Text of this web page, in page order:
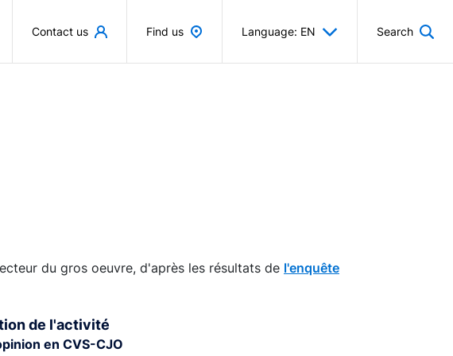
Contact us Find us Language: EN Search
du gros oeuvre, d'après les résultats de l'enquête
de l'activité
en CVS-CJO